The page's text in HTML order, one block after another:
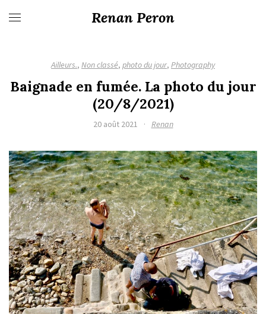
Renan Peron
Ailleurs., Non classé, photo du jour, Photography
Baignade en fumée. La photo du jour
(20/8/2021)
20 août 2021 · Renan